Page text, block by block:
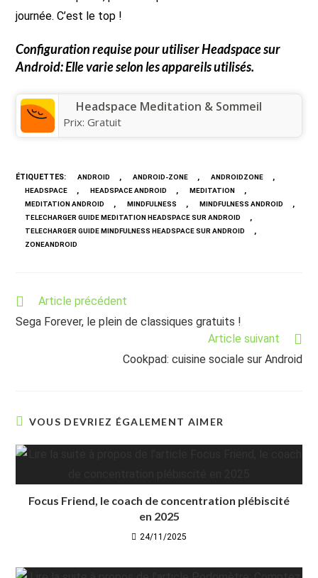
journée. C’est le top !
Configuration requise pour utiliserHeadspacesur
Android: Elle varie selon les appareils utilisés.
Headspace Meditation & Sommeil
Prix:Gratuit
ÉTIQUETTES: ANDROID , ANDROID-ZONE , ANDROIDZONE ,
HEADSPACE , HEADSPACE ANDROID , MEDITATION ,
MEDITATION ANDROID , MINDFULNESS , MINDFULNESS ANDROID ,
TELECHARGER GUIDE MEDITATION HEADSPACE SUR ANDROID ,
TELECHARGER GUIDE MINDFULNESS HEADSPACE SUR ANDROID ,
ZONEANDROID
Read
articles
Article précédent
Sega Forever, le plein de classiques gratuits !
Article suivant
Cookpad: cuisine sociale sur Android
VOUS DEVRIEZ ÉGALEMENT AIMER
Focus Friend, le coach de concentration plébiscité
en 2025
24/11/2025